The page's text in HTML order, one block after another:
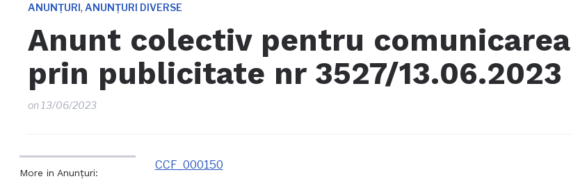
ANUNȚURI,ANUNȚURI DIVERSE
Anunt colectiv pentru comunicarea
prin publicitate nr 3527/13.06.2023
on 13/06/2023
More in Anunțuri:
CCF_000150